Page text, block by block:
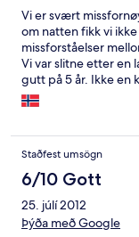
Vi er svært
om natten fikk vi
missforståelser
Vi var slitne etter en
gutt på 5 år. Ikke en
Staðfest umsögn
6/10 Gott
25. júlí 2012
Þýða með Google